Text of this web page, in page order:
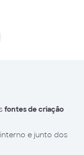
fontes de criação
interno e junto dos